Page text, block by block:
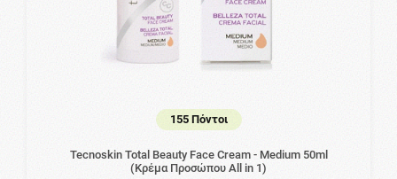
155 Πόντοι
Tecnoskin Total Beauty Face Cream - Medium 50ml
(Κρέμα Προσώπου All in 1)